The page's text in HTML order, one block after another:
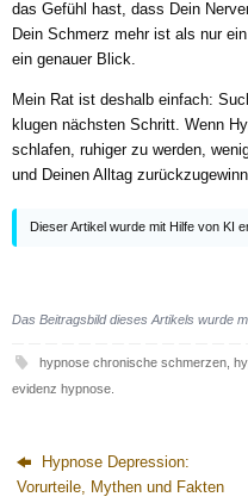
das Gefühl hast, dass Dein
Dein Schmerz mehr ist als nur
ein genauer Blick.
Mein Rat ist deshalb einfach:
klugen nächsten Schritt. Wenn
schlafen, ruhiger zu werden,
und Deinen Alltag
Dieser Artikel wurde mit Hilfe von KI
Das Beitragsbild dieses Artikels wurde
hypnose chronische schmerzen,
evidenz hypnose
Hypnose Depression:
Vorurteile, Mythen und Fakten